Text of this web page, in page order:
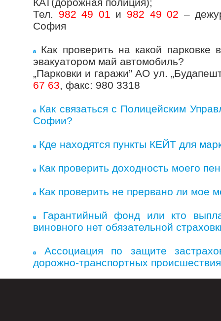
Тел. 982 49 01 и 982 49 02 –
София
Как проверить на какой
эвакуатором май автомобиль?
„Парковки и гаражи” АО ул.
67 63, факс: 980 3318
Как связаться с Полицейским
Софии?
Кде находятся пункты КЕЙТ для
Как проверить доходность моего
Как проверить не прервано ли мое
Гарантийный фонд или кто
виновного нет обязательной
Ассоциация по защите
дорожно-транспортных